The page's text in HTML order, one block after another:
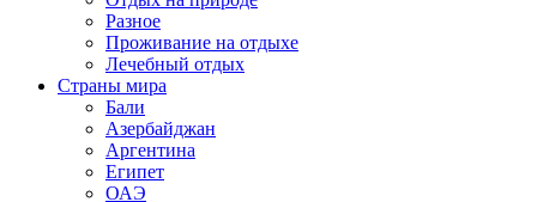
Разное
Проживание на отдыхе
Лечебный отдых
Страны мира
Бали
Азербайджан
Аргентина
Египет
ОАЭ